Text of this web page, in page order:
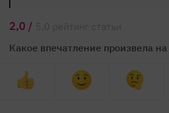
2,0 / 5,0 рейтинг статьи
Какое впечатление произвела на